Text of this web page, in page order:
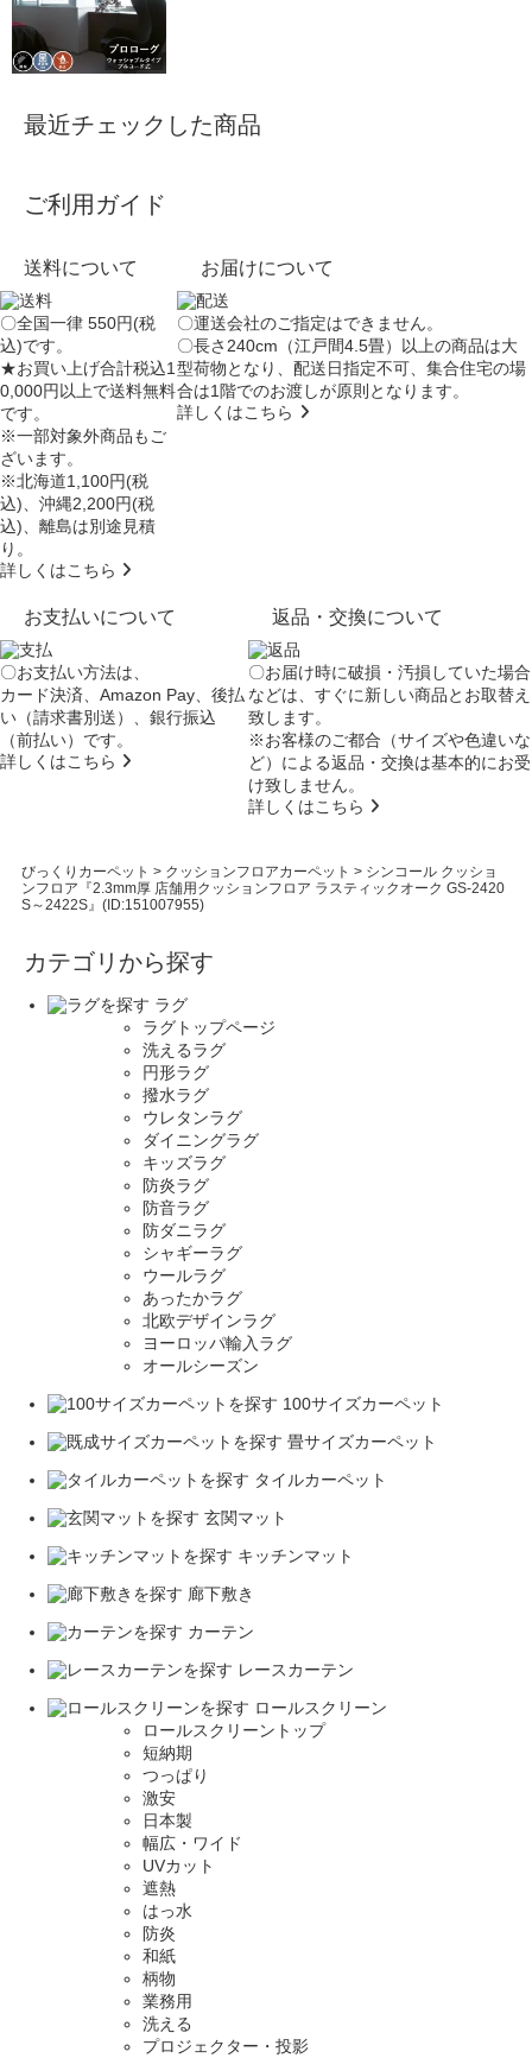
最近チェックした商品
ご利用ガイド
送料について
〇全国一律 550円(税
込)です。
★お買い上げ合計税込1
0,000円以上で送料無料
です。
※一部対象外商品もご
ざいます。
※北海道1,100円(税
込)、沖縄2,200円(税
込)、離島は別途見積
り。
詳しくはこちら
お届けについて
〇運送会社のご指定はできません。
〇長さ240cm（江戸間4.5畳）以上の商品は大
型荷物となり、配送日指定不可、集合住宅の場
合は1階でのお渡しが原則となります。
詳しくはこちら
お支払いについて
〇お支払い方法は、
カード決済、Amazon Pay、後払
い（請求書別送）、銀行振込
（前払い）です。
詳しくはこちら
返品・交換について
〇お届け時に破損・汚損していた場合
などは、すぐに新しい商品とお取替え
致します。
※お客様のご都合（サイズや色違いな
ど）による返品・交換は基本的にお受
け致しません。
詳しくはこちら
びっくりカーペット > クッションフロアカーペット > シンコール クッショ
ンフロア『2.3mm厚 店舗用クッションフロア ラスティックオーク GS-2420
S～2422S』(ID:151007955)
カテゴリから探す
ラグ
ラグトップページ
洗えるラグ
円形ラグ
撥水ラグ
ウレタンラグ
ダイニングラグ
キッズラグ
防炎ラグ
防音ラグ
防ダニラグ
シャギーラグ
ウールラグ
あったかラグ
北欧デザインラグ
ヨーロッパ輸入ラグ
オールシーズン
100サイズカーペット
畳サイズカーペット
タイルカーペット
玄関マット
キッチンマット
廊下敷き
カーテン
レースカーテン
ロールスクリーン
ロールスクリーントップ
短納期
つっぱり
激安
日本製
幅広・ワイド
UVカット
遮熱
はっ水
防炎
和紙
柄物
業務用
洗える
プロジェクター・投影